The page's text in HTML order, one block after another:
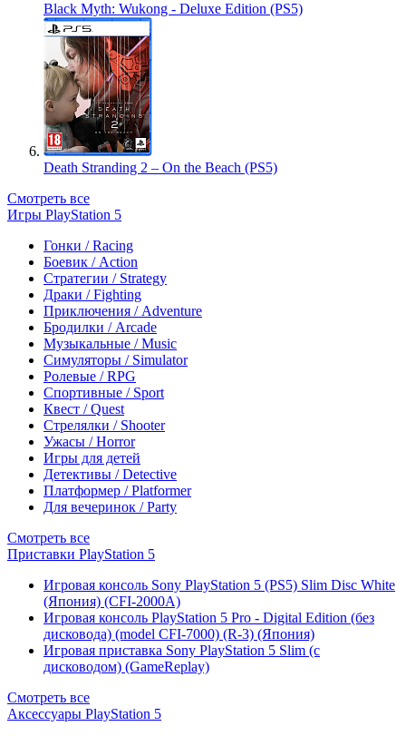
Black Myth: Wukong - Deluxe Edition (PS5)
Death Stranding 2 – On the Beach (PS5)
Смотреть все
Игры PlayStation 5
Гонки / Racing
Боевик / Action
Стратегии / Strategy
Драки / Fighting
Приключения / Adventure
Бродилки / Arcade
Музыкальные / Music
Симуляторы / Simulator
Ролевые / RPG
Спортивные / Sport
Квест / Quest
Стрелялки / Shooter
Ужасы / Horror
Игры для детей
Детективы / Detective
Платформер / Platformer
Для вечеринок / Party
Смотреть все
Приставки PlayStation 5
Игровая консоль Sony PlayStation 5 (PS5) Slim Disc White
(Япония) (CFI-2000A)
Игровая консоль PlayStation 5 Pro - Digital Edition (без
дисковода) (model CFI-7000) (R-3) (Япония)
Игровая приставка Sony PlayStation 5 Slim (с
дисководом) (GameReplay)
Смотреть все
Аксессуары PlayStation 5